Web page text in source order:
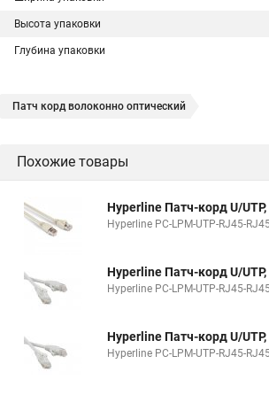
Высота упаковки
Глубина упаковки
Патч корд волоконно оптический
Похожие товары
Hyperline Патч-корд U/
Hyperline PC-LPM-UTP-RJ45-
Hyperline Патч-корд U/
Hyperline PC-LPM-UTP-RJ45-
Hyperline Патч-корд U/
Hyperline PC-LPM-UTP-RJ45-